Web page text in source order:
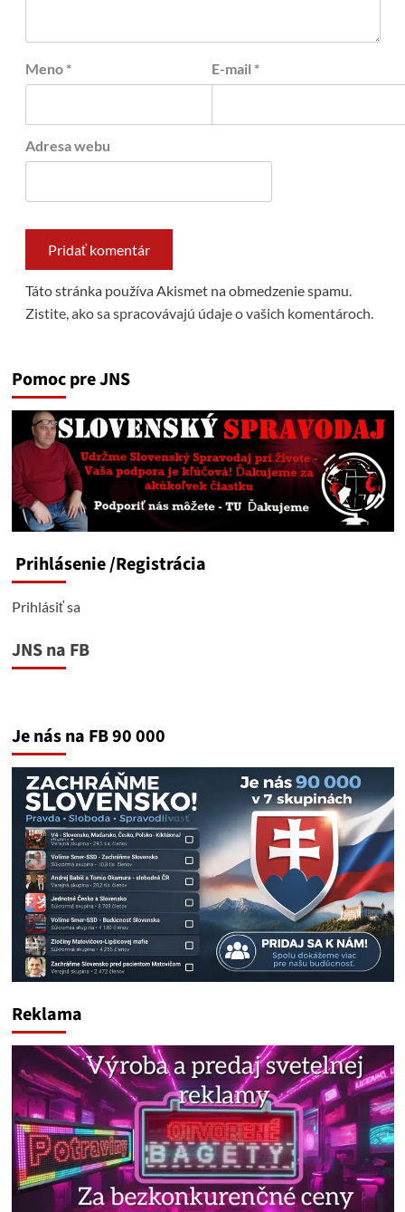
Meno * E-mail *
Adresa webu
Táto stránka používa Akismet na obmedzenie spamu.
Zistite, ako sa spracovávajú údaje o vašich komentároch.
Pomoc pre JNS
Prihlásenie/Registrácia
Prihlásiť sa
JNS na FB
Je nás na FB 90 000
Reklama